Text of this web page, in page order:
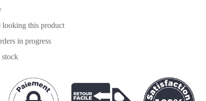
this product
in progress